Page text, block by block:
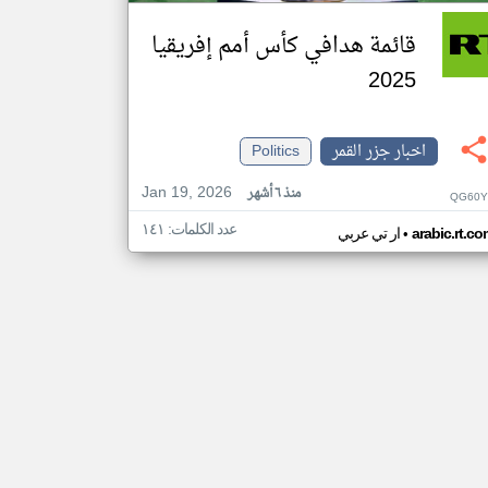
قائمة هدافي كأس أمم إفريقيا
2025
اخبار جزر القمر
Politics
Jan 19, 2026
منذ ٦ أشهر
ار تي عربي• عدد الكلمات: ١٤١